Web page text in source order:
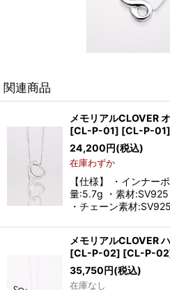
関連商品
メモリアルCLOVER
[CL-P-01] [CL-P-01]
24,200円(税込)
在庫わずか
【仕様】 ・インナー
量:5.7g ・素材
・チェーン素材
メモリアルCLOVER
[CL-P-02] [CL-P-02
35,750円(税込)
在庫なし